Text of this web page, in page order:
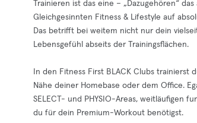
Trainieren ist das eine – „Dazugehören“
Gleichgesinnten Fitness & Lifestyle auf
Das betrifft bei weitem nicht nur dein
Lebensgefühl abseits der Trainingsflächen.
In den Fitness First BLACK Clubs
Nähe deiner Homebase oder dem Office.
SELECT- und PHYSIO-Areas, weitläufigen
du für dein Premium-Workout benötigst.